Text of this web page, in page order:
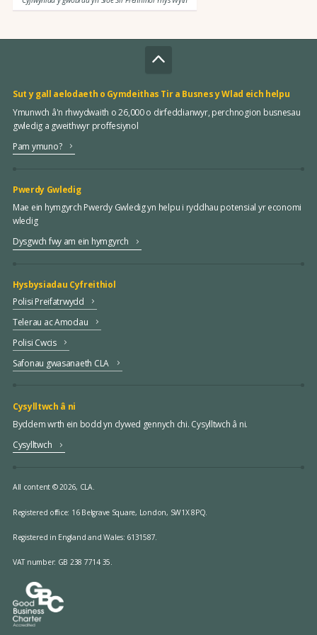
Sut y gall aelodaeth o Gymdeithas Tir a Busnes y Wlad eich helpu
Ymunwch â'n rhwydwaith o 26,000 o dirfeddianwyr, perchnogion busnesau
gwledig a gweithwyr proffesiynol
Pam ymuno?
Pwerdy Gwledig
Mae ein hymgyrch Pwerdy Gwledig yn helpu i ryddhau potensial yr economi
wledig
Dysgwch fwy am ein hymgyrch
Hysbysiadau Cyfreithiol
Polisi Preifatrwydd
Telerau ac Amodau
Polisi Cwcis
Safonau gwasanaeth CLA
Cysylltwch â ni
Byddem wrth ein bodd yn clywed gennych chi. Cysylltwch â ni.
Cysylltwch
All content © 2026, CLA.
Registered office: 16 Belgrave Square, London, SW1X 8PQ.
Registered in England and Wales: 6131587.
VAT number: GB 238 7714 35.